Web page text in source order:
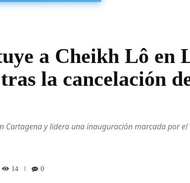
a Cheikh Lô en
la cancelación
Cartagena y lidera una inauguración marcada por el
14 0